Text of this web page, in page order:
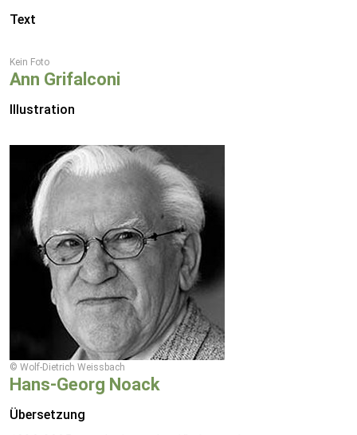
Text
Kein Foto
Ann Grifalconi
Illustration
© Wolf-Dietrich Weissbach
Hans-Georg Noack
Übersetzung